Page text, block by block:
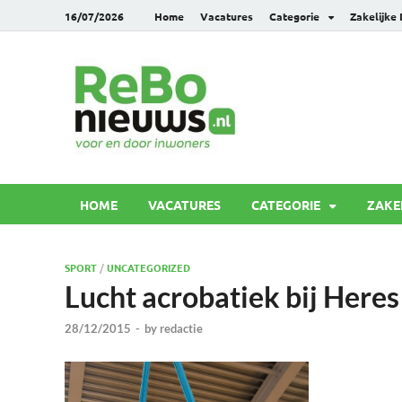
16/07/2026 Home Vacatures Categorie Zakelijke
HOME VACATURES CATEGORIE
SPORT /UNCATEGORIZED
Lucht acrobatiek bij Heres
28/12/2015 - by redactie